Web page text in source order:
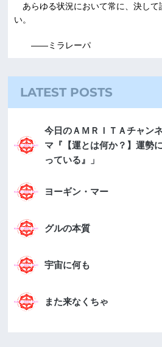
あらゆる状況において常に、決して
い。
――ミラレーパ
LATEST POSTS
今日のＡＭＲＩＴＡチャン
マ『【運とは何か？】運勢
っている』」
ヨーギン・マー
グルの本質
宇宙に何も
また来なくちゃ